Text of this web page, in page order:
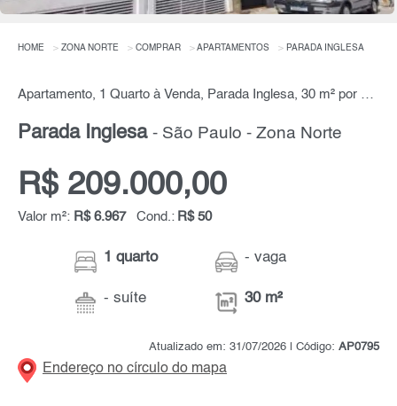
HOME ZONA NORTE COMPRAR APARTAMENTOS PARADA INGLESA
Apartamento, 1 Quarto à Venda, Parada Inglesa, 30 m² por R$ 209.000,00
Parada Inglesa - São Paulo - Zona Norte
R$ 209.000,00
Valor m²: R$ 6.967 Cond.: R$ 50
1 quarto
- suíte
- vaga
30 m²
Atualizado em: 31/07/2026 | Código: AP0795
Endereço no círculo do mapa